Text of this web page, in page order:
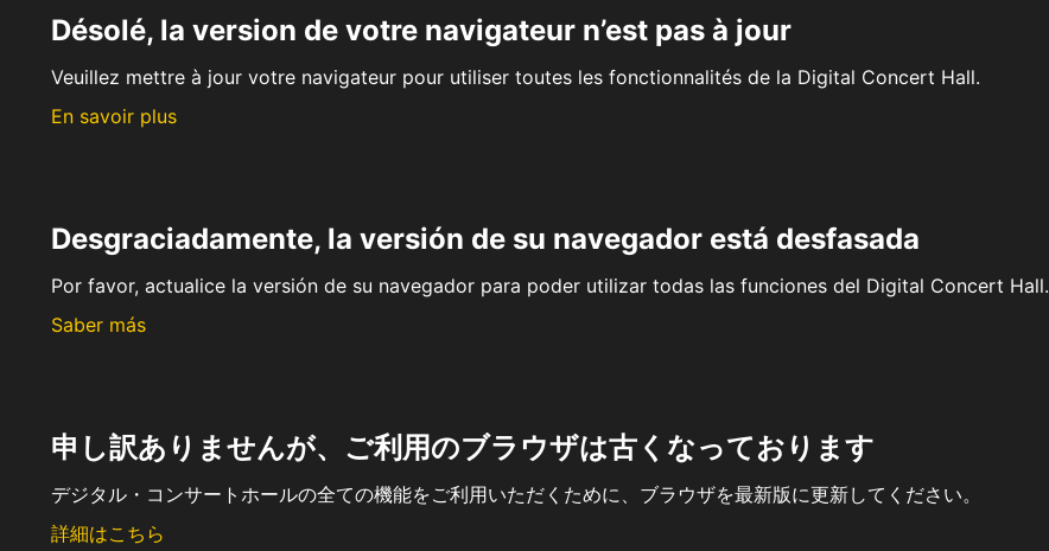
Désolé, la version de votre navigateur n’est pas à jour
Veuillez mettre à jour votre navigateur pour utiliser toutes les fonctionnalités de la Digital Concert Hall.
En savoir plus
Desgraciadamente, la versión de su navegador está desfasada
Por favor, actualice la versión de su navegador para poder utilizar todas las funciones del Digital Concert Hall.
Saber más
申し訳ありませんが、ご利用のブラウザは古くなっております
デジタル・コンサートホールの全ての機能をご利用いただくために、ブラウザを最新版に更新してください。
詳細はこちら